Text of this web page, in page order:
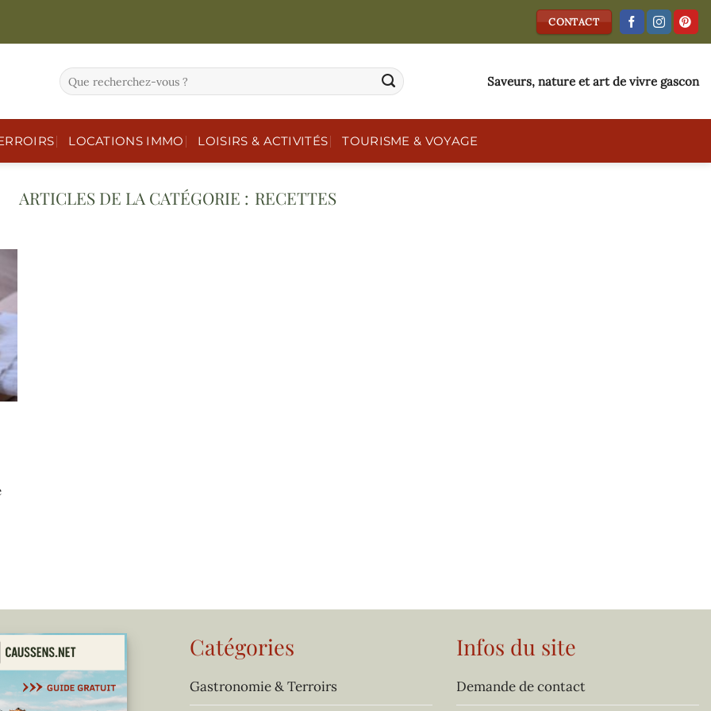
CONTACT
Saveurs, nature et art de vivre gascon
LOCATIONS IMMO LOISIRS & ACTIVITÉS TOURISME & VOYAGE
RECETTES
Catégories
Gastronomie & Terroirs
Infos du site
Demande de contact